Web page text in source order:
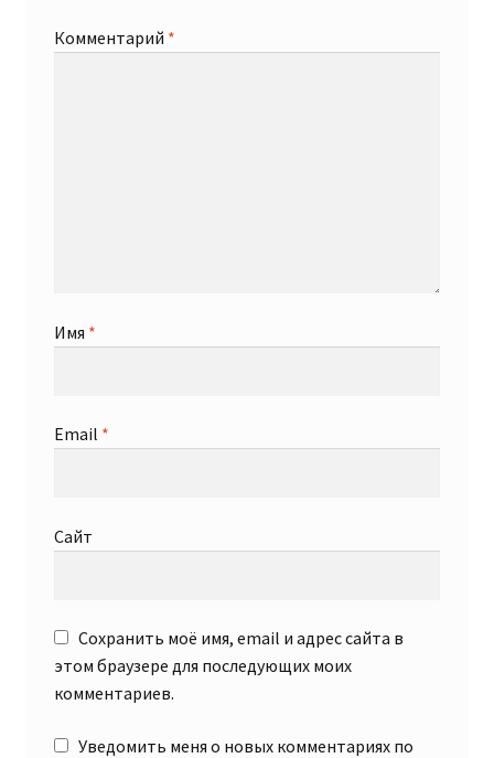
Комментарий *
Имя *
Email *
Сайт
Сохранить моё имя, email и адрес сайта в
этом браузере для последующих моих
комментариев.
Уведомить меня о новых комментариях по